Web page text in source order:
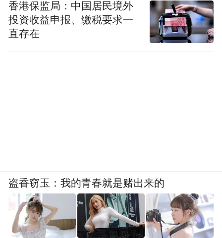
香港保监局：中国居民境外
投资收益申报、缴税要求一
直存在
盗香窃玉：我的青春就是赌出来的